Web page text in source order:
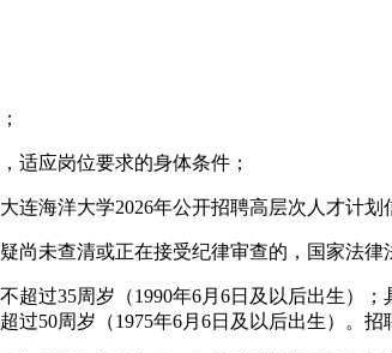
适应岗位要求的身体条件；
连海洋大学2026年公开招聘高层次人才计划
尚未查清或正在接受纪律审查的，国家法律
超过35周岁（1990年6月6日及以后出生）
过50周岁（1975年6月6日及以后出生）。